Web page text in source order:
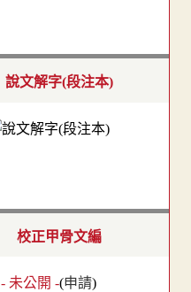
說文解字(段注本)
校正甲骨文編
- 未公開 -(申請)